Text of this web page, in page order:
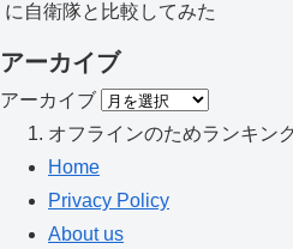
に自衛隊と比較してみた
アーカイブ
アーカイブ
オフラインのためランキン
Home
Privacy Policy
About us